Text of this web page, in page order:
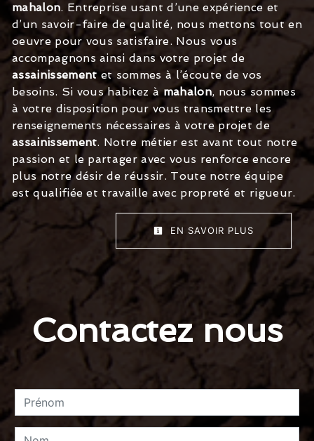
mahalon. Entreprise usant d’une expérience et
d’un savoir-faire de qualité, nous mettons tout en
oeuvre pour vous satisfaire. Nous vous
accompagnons ainsi dans votre projet de
assainissementet sommes à l’écoute de vos
besoins. Si vous habitez àmahalon, nous sommes
à votre disposition pour vous transmettre les
renseignements nécessaires à votre projet de
assainissement. Notre métier est avant tout notre
passion et le partager avec vous renforce encore
plus notre désir de réussir. Toute notre équipe
est qualifiée et travaille avec propreté et rigueur.
EN SAVOIR PLUS
Contactez nous